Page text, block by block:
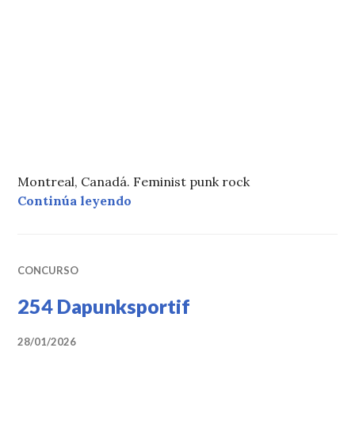
Montreal, Canadá. Feminist punk rock
Continúa leyendo
CONCURSO
254 Dapunksportif
28/01/2026